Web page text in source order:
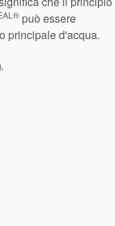
può essere
principale d'acqua.
.